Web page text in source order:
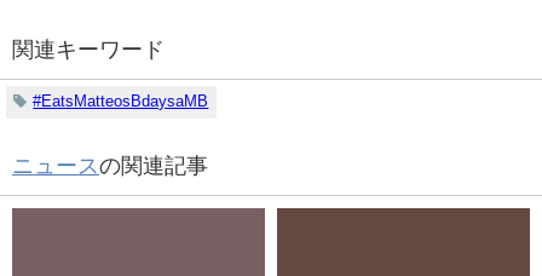
関連キーワード
#EatsMatteosBdaysaMB
ニュースの関連記事